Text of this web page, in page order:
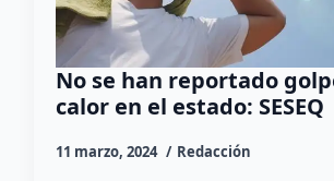
No se han reportado
calor en el estado: SESEQ
11 marzo, 2024 Redacción